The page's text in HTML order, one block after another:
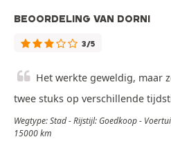
BEOORDELING VAN DORNI
3/5
Het werkte geweldig, maar
twee stuks op verschillende
Wegtype: Stad - Rijstijl: Goedkoop -
15000 km